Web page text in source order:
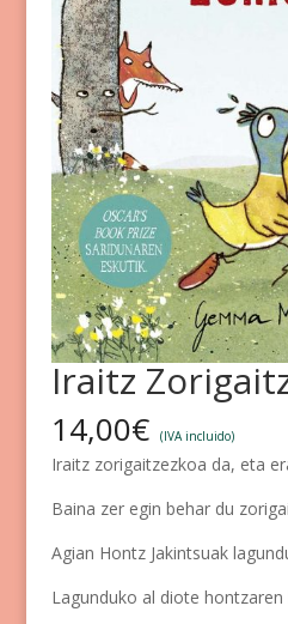
Iraitz
14,00€ (IVA incluido)
Iraitz zorigaitzezkoa da, eta
Baina zer egin behar du
Agian Hontz Jakintsuak
Lagunduko al diote hontzaren